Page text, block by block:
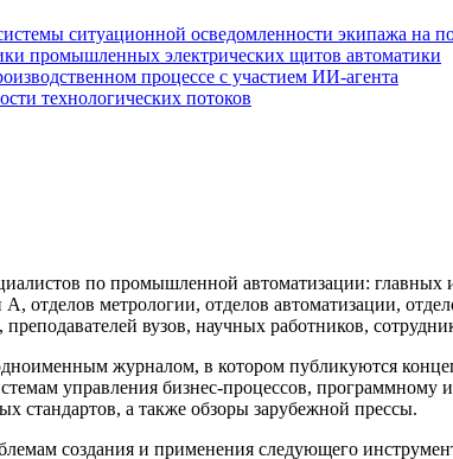
ситуационной осведомленности экипажа на
промышленных электрических щитов автоматики
процессе с участием ИИ-агента
технологических потоков
по промышленной автоматизации: главных
метрологии, отделов автоматизации,
вузов, научных работников,
журналом, в котором публикуются
управления бизнес-процессов, программному
а также обзоры зарубежной прессы.
создания и применения следующего